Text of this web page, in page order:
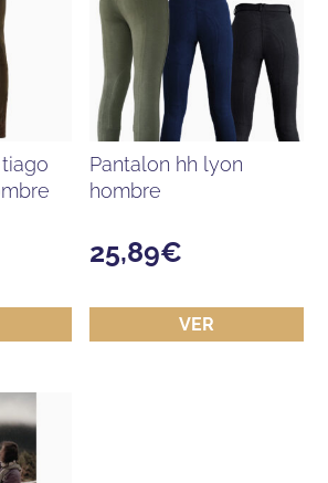
pantalon hh lyon
hombre
25,89€
VER